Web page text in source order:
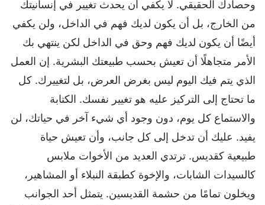
وحصادك الحقيقي. لا يكفي أن يحدث تغيير في إنسانيتك
من الخارج، بل أن يكون لديك فهم في الداخل، ولن يكفي
أيضًا أن يكون لديك فهم وحق في الداخل لكن ينتهي بك
الأمر متجاهلًا أن تعيش بحسب طبيعتك البشرية. إن العمل
الذي يتم فيك اليوم ليس بغرض العرض، بل لتغييرك. كل
ما تحتاج إلى التركيز عليه هو تغيير نفسك. الكتابة
والاستماع كل يوم، دون وجود أي شيء آخر في حياتك، لن
يفيد. عليك أن تدخل إلى كل جانب، وأن تعيش حياة
طبيعية كقديس. ترتدي العديد من الأخوات ملابس
كالسيدات الشابات، والإخوة كطبقة النبلاء أو المشاهير،
ويخلون تمامًا من حشمة القديسين. يتمثل أحد الجوانب